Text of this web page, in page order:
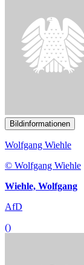
Bildinformationen
Wolfgang Wiehle
© Wolfgang Wiehle
Wiehle, Wolfgang
AfD
()